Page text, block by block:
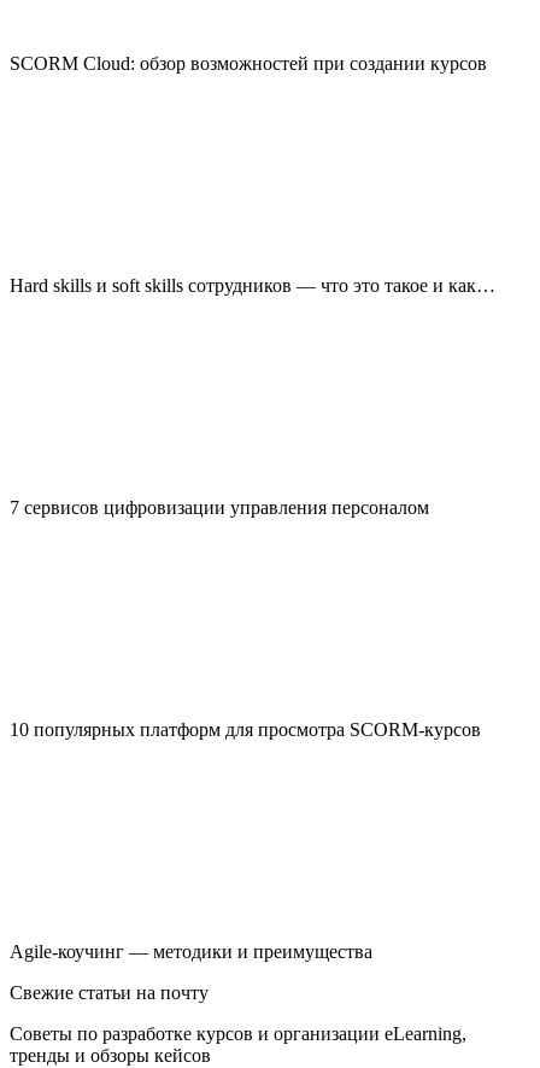
SCORM Cloud: обзор возможностей при создании курсов
Hard skills и soft skills сотрудников — что это такое и как…
7 сервисов цифровизации управления персоналом
10 популярных платформ для просмотра SCORM-курсов
Agile-коучинг — методики и преимущества
Свежие статьи на почту
Советы по разработке курсов и организации eLearning,
тренды и обзоры кейсов